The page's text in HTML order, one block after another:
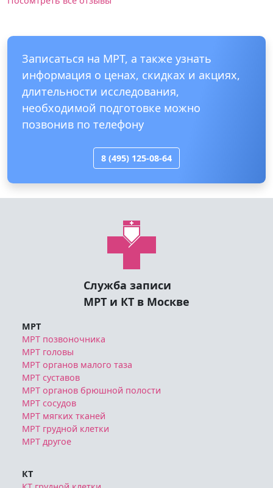
информация о ценах, скидках и акциях,
длительности исследования,
необходимой подготовке можно
позвонив по телефону
8 (495) 125-08-64
Служба записи
МРТ позвоночника
МРТ органов малого таза
МРТ суставов
МРТ органов брюшной полости
МРТ сосудов
МРТ мягких тканей
МРТ грудной клетки
МРТ другое
КТ
КТ грудной клетки
КТ головы и шеи